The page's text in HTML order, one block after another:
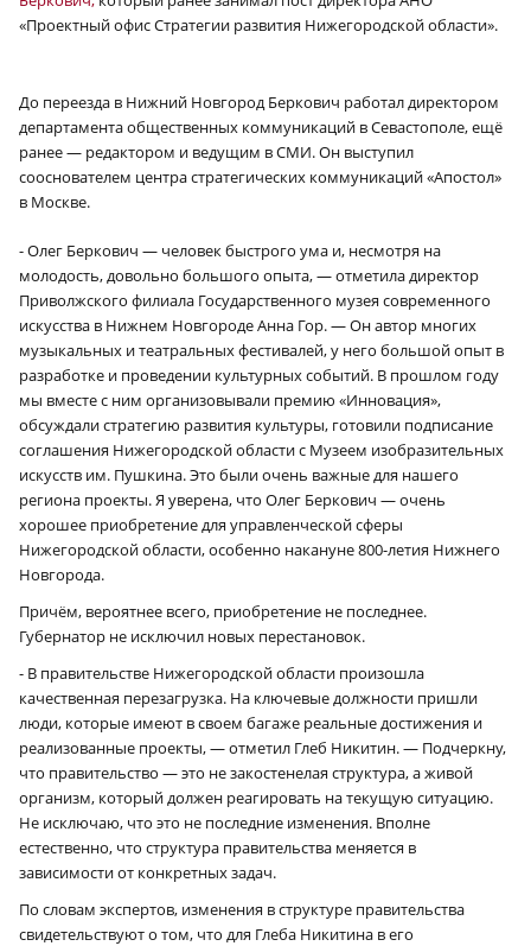
«Проектный офис Стратегии развития Нижегородской области».
До переезда в Нижний Новгород Беркович работал директором
департамента общественных коммуникаций в Севастополе, ещё
ранее — редактором и ведущим в СМИ. Он выступил
сооснователем центра стратегических коммуникаций «Апостол»
в Москве.
- Олег Беркович — человек быстрого ума и, несмотря на
молодость, довольно большого опыта, — отметила директор
Приволжского филиала Государственного музея современного
искусства в Нижнем Новгороде Анна Гор. — Он автор многих
музыкальных и театральных фестивалей, у него большой опыт в
разработке и проведении культурных событий. В прошлом году
мы вместе с ним организовывали премию «Инновация»,
обсуждали стратегию развития культуры, готовили подписание
соглашения Нижегородской области с Музеем изобразительных
искусств им. Пушкина. Это были очень важные для нашего
региона проекты. Я уверена, что Олег Беркович — очень
хорошее приобретение для управленческой сферы
Нижегородской области, особенно накануне 800-летия Нижнего
Новгорода.
Причём, вероятнее всего, приобретение не последнее.
Губернатор не исключил новых перестановок.
- В правительстве Нижегородской области произошла
качественная перезагрузка. На ключевые должности пришли
люди, которые имеют в своем багаже реальные достижения и
реализованные проекты, — отметил Глеб Никитин. — Подчеркну,
что правительство — это не закостенелая структура, а живой
организм, который должен реагировать на текущую ситуацию.
Не исключаю, что это не последние изменения. Вполне
естественно, что структура правительства меняется в
зависимости от конкретных задач.
По словам экспертов, изменения в структуре правительства
свидетельствуют о том, что для Глеба Никитина в его